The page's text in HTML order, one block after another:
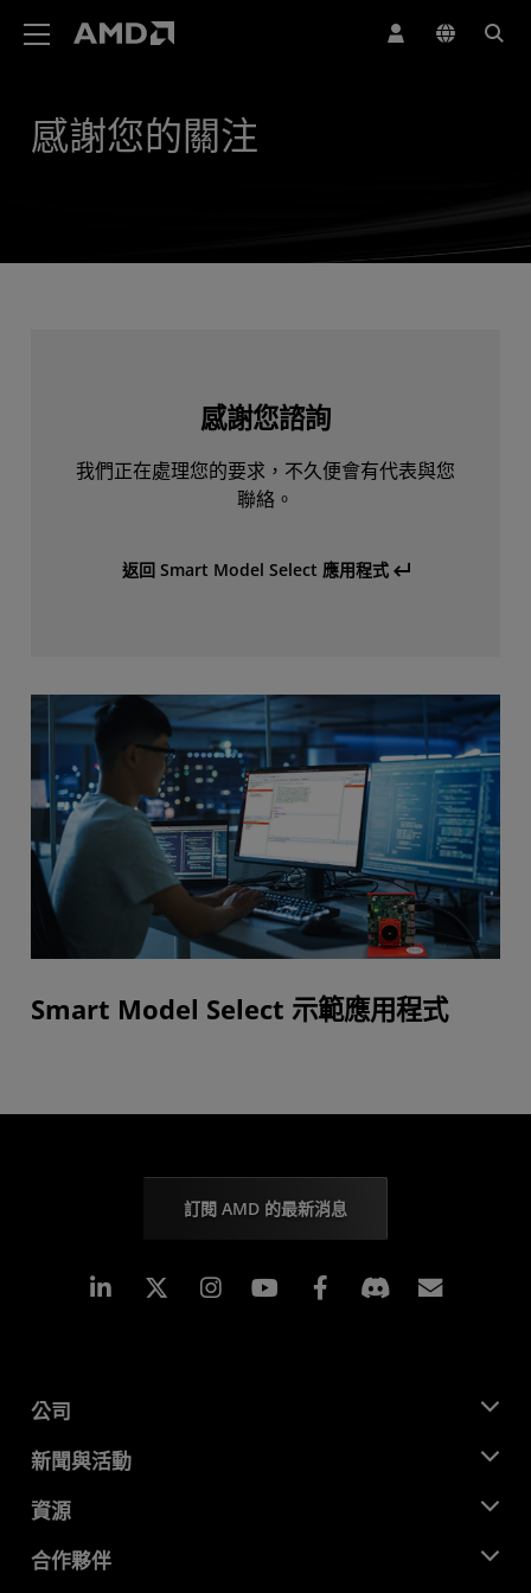
感謝您的關注
感謝您諮詢
我們正在處理您的要求，不久便會有代表與您
聯絡。
返回 Smart Model Select 應用程式
Smart Model Select 示範應用程式
訂閱 AMD 的最新消息
Linkedin Instagram Facebook
公司
關於 AMD
企業責任
招聘
聯絡我們
新聞與活動
新聞室
媒體庫
資源
開發者中心
合作夥伴